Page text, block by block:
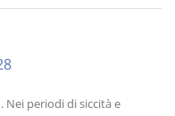
Nei periodi di siccità e